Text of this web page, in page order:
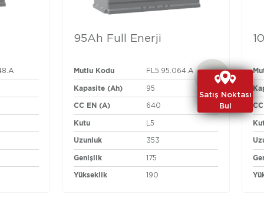
Satış Noktası
Bul
Satış Noktası
Bul
95Ah Full Enerji
Mutlu Kodu FL5.95.064.A
Kapasite (Ah) 95
CC EN (A) 640
Kutu L5
Uzunluk 353
Genişlik 175
Yükseklik 190